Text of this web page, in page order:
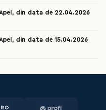
din data de 22.04.2026
din data de 15.04.2026